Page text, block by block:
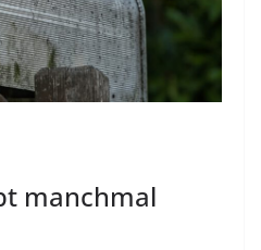
manchmal